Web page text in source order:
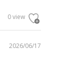
0 view
2026/06/17